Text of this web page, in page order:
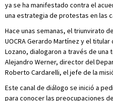
ya se ha manifestado contra el
una estrategia de protestas en las
Hace unas semanas, el triunvirato
UOCRA Gerardo Martínez y el titular
Lozano, dialogaron a través de
Alejandro Werner, director del
Roberto Cardarelli, el jefe de la
Este canal de diálogo se inició a
para conocer las preocupaciones